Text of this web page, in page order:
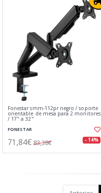
Fonestar smm-112pr negro / soporte
orientable de mesa para 2 monitores
/ 17" a 32"
FONESTAR
71,84€ 83,38€ - 14%